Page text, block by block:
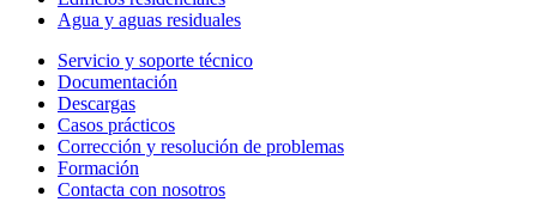
Agua y aguas residuales
Servicio y soporte técnico
Documentación
Descargas
Casos prácticos
Corrección y resolución de problemas
Formación
Contacta con nosotros